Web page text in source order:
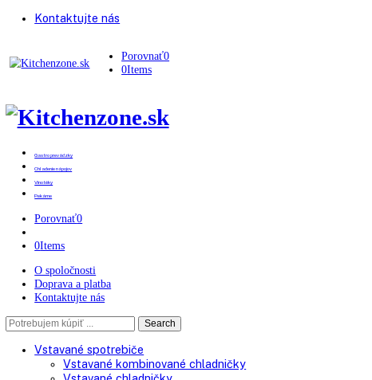
Kontaktujte nás
Porovnať
0Items
Gastro prevádzky
Chladenie nápojov
Pekárne
Porovnať
0Items
O spoločnosti
Doprava a platba
Kontaktujte nás
Search
Search